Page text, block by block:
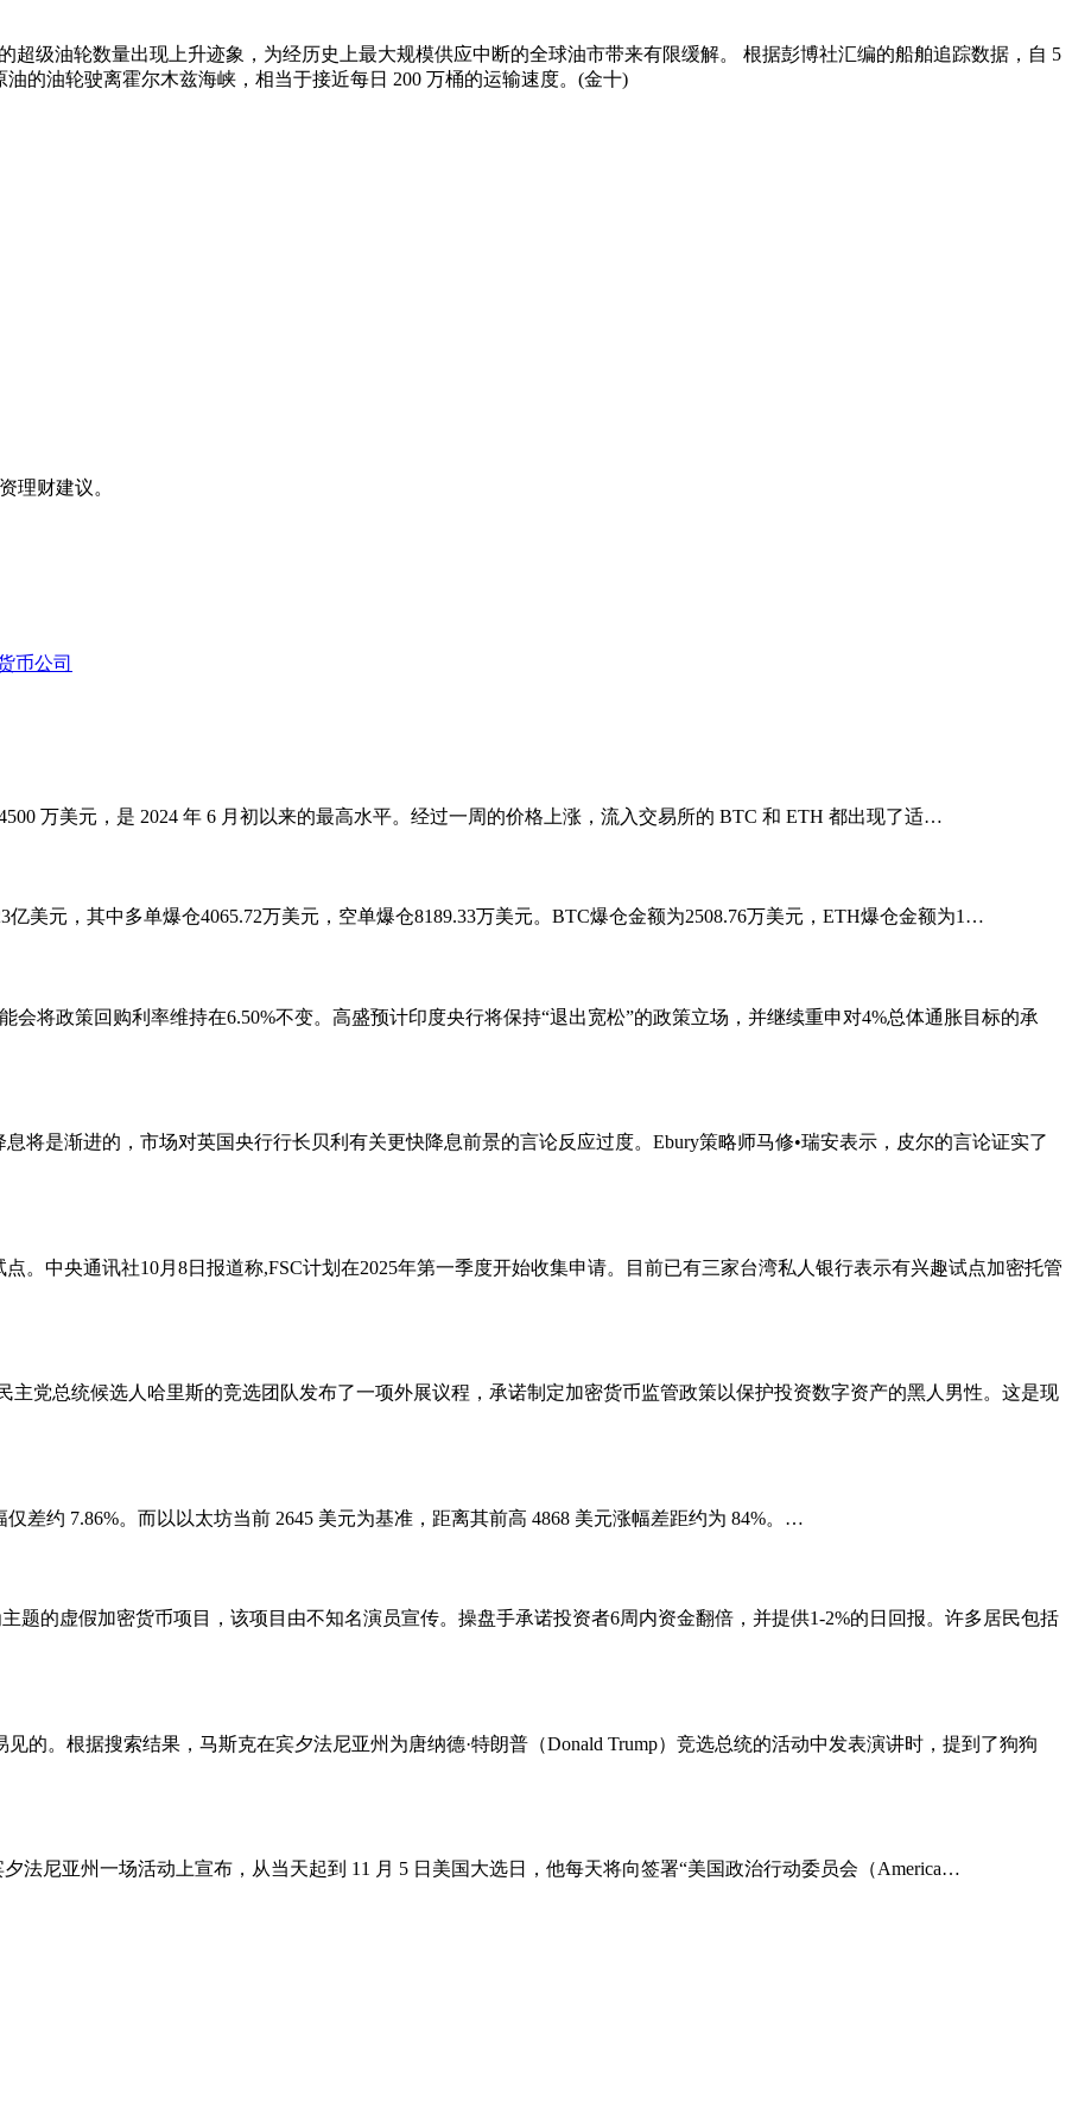
超级油轮数量出现上升迹象，为经历史上最大规模供应中断的全球油市带来有限缓解。 根据彭博社汇编的船舶追踪数据，自 5
的油轮驶离霍尔木兹海峡，相当于接近每日 200 万桶的运输速度。(金十)
理财建议。
币公司
万美元，是 2024 年 6 月初以来的最高水平。经过一周的价格上涨，流入交易所的 BTC 和 ETH 都出现了适…
美元，其中多单爆仓4065.72万美元，空单爆仓8189.33万美元。BTC爆仓金额为2508.76万美元，ETH爆仓金额为1…
将政策回购利率维持在6.50%不变。高盛预计印度央行将保持“退出宽松”的政策立场，并继续重申对4%总体通胀目标的承
将是渐进的，市场对英国央行行长贝利有关更快降息前景的言论反应过度。Ebury策略师马修•瑞安表示，皮尔的言论证实了
。中央通讯社10月8日报道称,FSC计划在2025年第一季度开始收集申请。目前已有三家台湾私人银行表示有兴趣试点加密托管
主党总统候选人哈里斯的竞选团队发布了一项外展议程，承诺制定加密货币监管政策以保护投资数字资产的黑人男性。这是现
差约 7.86%。而以以太坊当前 2645 美元为基准，距离其前高 4868 美元涨幅差距约为 84%。…
题的虚假加密货币项目，该项目由不知名演员宣传。操盘手承诺投资者6周内资金翻倍，并提供1-2%的日回报。许多居民包括
的。根据搜索结果，马斯克在宾夕法尼亚州为唐纳德·特朗普（Donald Trump）竞选总统的活动中发表演讲时，提到了狗狗
法尼亚州一场活动上宣布，从当天起到 11 月 5 日美国大选日，他每天将向签署“美国政治行动委员会（America…